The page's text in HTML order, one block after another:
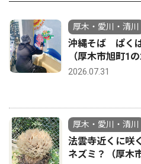
厚木・愛川・清川
沖縄そば ぱく
（厚木市旭町1
2026.07.31
厚木・愛川・清川
法雲寺近くに咲
ネズミ？（厚